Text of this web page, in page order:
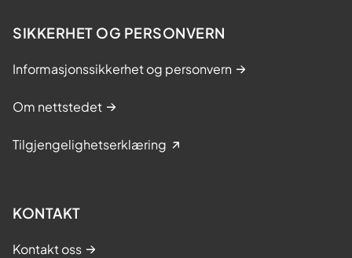
SIKKERHET OG PERSONVERN
Informasjonssikkerhet og personvern
Om nettstedet
Tilgjengelighetserklæring
KONTAKT
Kontakt oss